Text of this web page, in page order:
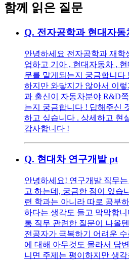
함께 읽은 질문
Q. 전자공학과 현대자
안녕하세요 전자공학과 재학
업하고 기아 , 현대자동차 ,
무를 맡게되는지 궁금합니다
하지만 와닿지가 않아서 이
과 출신이 자동차분야 R&D
는지 궁금합니다 ! 답해주신
하고 싶습니다 . 상세하고 현
감사합니다 !
Q. 현대차 연구개발 pt
안녕하세요! 연구개발 직무
고 하는데, 궁금한 점이 있습
련 학과는 아니라 따로 공부
하다는 생각도 들고 막막합
통 직무 관련한 질문이 나올
전공자가 극복하기 어려운
에 대해 아무것도 몰라서 답
니면 주제는 평이하지만 생